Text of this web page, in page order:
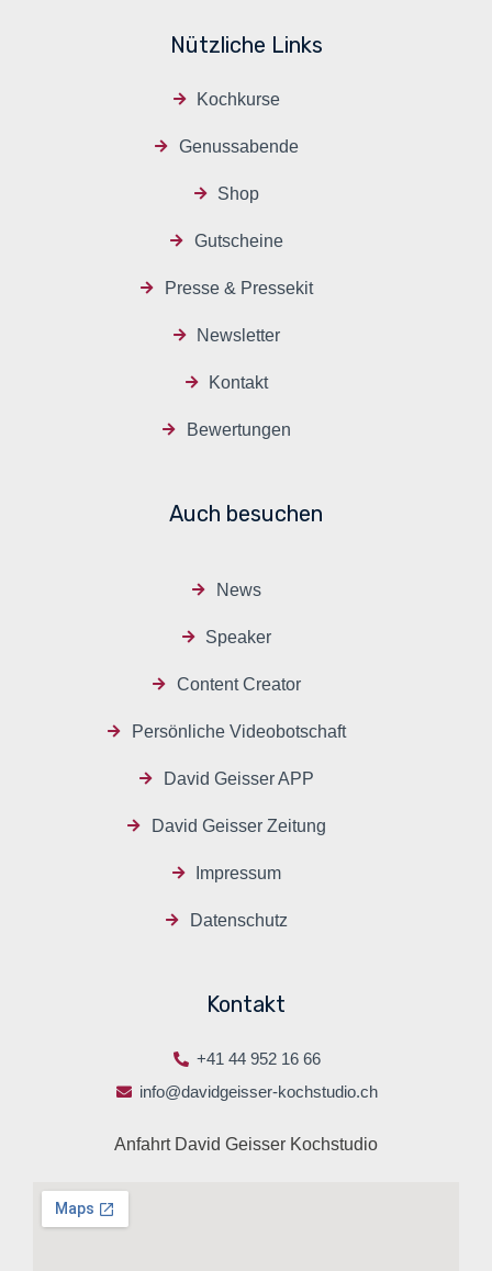
Nützliche Links
Kochkurse
Genussabende
Shop
Gutscheine
Presse & Pressekit
Newsletter
Kontakt
Bewertungen
Auch besuchen
News
Speaker
Content Creator
Persönliche Videobotschaft
David Geisser APP
David Geisser Zeitung
Impressum
Datenschutz
Kontakt
+41 44 952 16 66
info@davidgeisser-kochstudio.ch
Anfahrt David Geisser Kochstudio